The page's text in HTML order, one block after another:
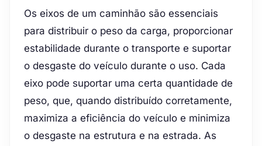
Os eixos de um caminhão são essenciais
para distribuir o peso da carga, proporcionar
estabilidade durante o transporte e suportar
o desgaste do veículo durante o uso. Cada
eixo pode suportar uma certa quantidade de
peso, que, quando distribuído corretamente,
maximiza a eficiência do veículo e minimiza
o desgaste na estrutura e na estrada. As